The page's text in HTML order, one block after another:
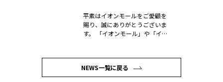
平素はイオンモールをご愛顧を
賜り、誠にありがとうございま
す。 「イオンモール」や「イオ
NEWS一覧に戻る